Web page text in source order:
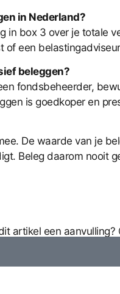
in Nederland?
in box 3 over je totale
of een
beleggen?
fondsbeheerder,
is goedkoper en
De waarde van je
Beleg daarom nooit
artikel een